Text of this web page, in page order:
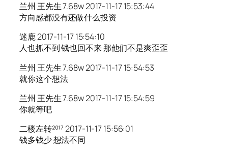
兰州 王先生 7.68w 2017-11-17 15:53:44
方向感都没有还做什么投资
迷鹿 2017-11-17 15:54:10
人也抓不到 钱也回不来 那他们不是爽歪歪
兰州 王先生 7.68w 2017-11-17 15:54:53
就你这个想法
兰州 王先生 7.68w 2017-11-17 15:54:59
你就等吧
二楼左转²⁰¹⁷ 2017-11-17 15:56:01
钱多钱少 想法不同